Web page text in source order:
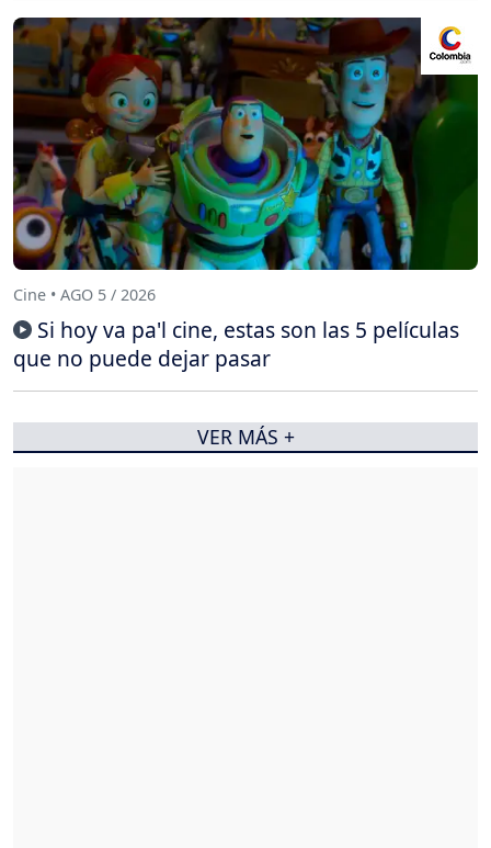
Cine • AGO 5 / 2026
Si hoy va pa'l cine, estas son las 5 películas
que no puede dejar pasar
VER MÁS +